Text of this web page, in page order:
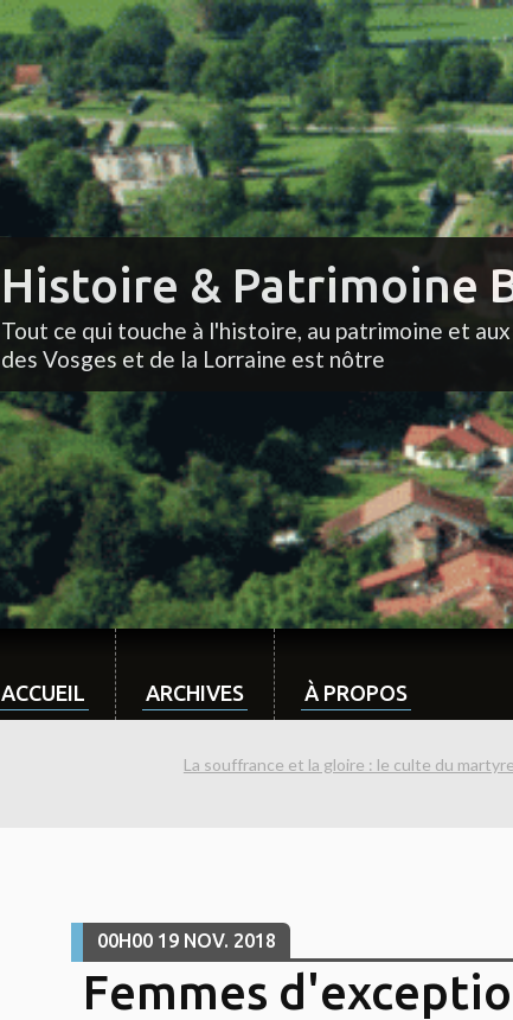
Histoire & Patrimoine
Tout ce qui touche à l'histoire, au patrimoine et
des Vosges et de la Lorraine est nôtre
ACCUEIL ARCHIVES À PROPOS
La souffrance et la gloire : le culte du
00H00 19 NOV. 2018
Femmes